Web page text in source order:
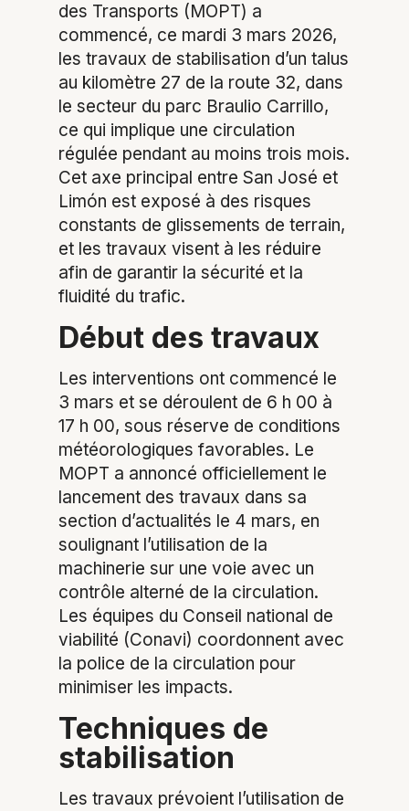
des Transports (MOPT) a
commencé, ce mardi 3 mars 2026,
les travaux de stabilisation d’un talus
au kilomètre 27 de la route 32, dans
le secteur du parc Braulio Carrillo,
ce qui implique une circulation
régulée pendant au moins trois mois.
Cet axe principal entre San José et
Limón est exposé à des risques
constants de glissements de terrain,
et les travaux visent à les réduire
afin de garantir la sécurité et la
fluidité du trafic.
Début des travaux
Les interventions ont commencé le
3 mars et se déroulent de 6 h 00 à
17 h 00, sous réserve de conditions
météorologiques favorables. Le
MOPT a annoncé officiellement le
lancement des travaux dans sa
section d’actualités le 4 mars, en
soulignant l’utilisation de la
machinerie sur une voie avec un
contrôle alterné de la circulation.
Les équipes du Conseil national de
viabilité (Conavi) coordonnent avec
la police de la circulation pour
minimiser les impacts.
Techniques de
stabilisation
Les travaux prévoient l’utilisation de